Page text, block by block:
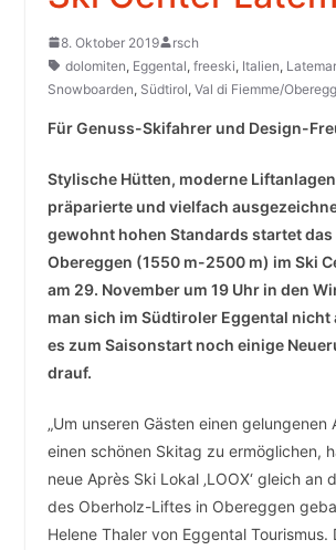
8. Oktober 2019
rsch
dolomiten, Eggental, freeski, Italien, Latemar
Snowboarden, Südtirol, Val di Fiemme/
Für Genuss-Skifahrer und Design-
Stylische Hütten, moderne
präparierte und vielfach
gewohnt hohen Standards startet das
Obereggen (1550 m-2500 m) im Ski
am 29. November um 19 Uhr in den
man sich im Südtiroler Eggental
es zum Saisonstart noch einige
drauf.
„Um unseren Gästen einen gelungenen
einen schönen Skitag zu ermöglichen,
neue Après Ski Lokal ‚LOOX‘ gleich an
des Oberholz-Liftes in Obereggen
Helene Thaler von Eggental Tourismus.